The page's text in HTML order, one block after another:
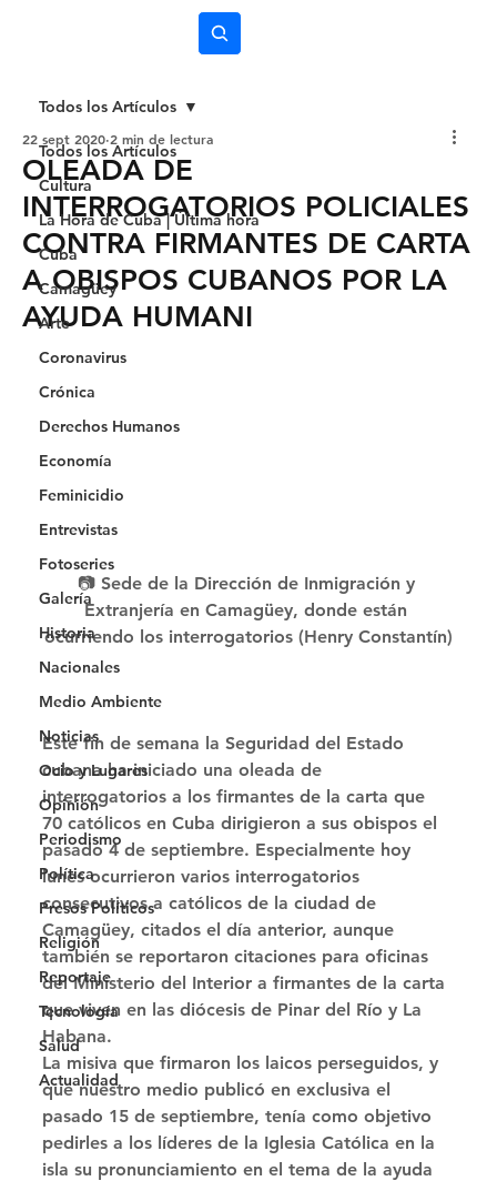
Todos los Artículos
Cultura
La Hora de Cuba | Última hora
Cuba
Camagüey
Arte
Coronavirus
Crónica
Derechos Humanos
Economía
Feminicidio
Entrevistas
Fotoseries
Galería
Historia
Nacionales
Medio Ambiente
Noticias
Ocio y Lugares
Opinión
Periodismo
Política
Presos Políticos
Religión
Reportaje
Tecnología
Salud
Actualidad
Todos los Artículos
OLEADA DE
INTERROGATORIOS POLICIALES
CONTRA FIRMANTES DE CARTA
A OBISPOS CUBANOS POR LA
AYUDA HUMANI
22 sept 2020 2 min de lectura
📷 Sede de la Dirección de Inmigración y
Extranjería en Camagüey, donde están
ocurriendo los interrogatorios (Henry Constantín)
Este fin de semana la Seguridad del Estado
cubana ha iniciado una oleada de
interrogatorios a los firmantes de la carta que
70 católicos en Cuba dirigieron a sus obispos el
pasado 4 de septiembre. Especialmente hoy
lunes ocurrieron varios interrogatorios
consecutivos a católicos de la ciudad de
Camagüey, citados el día anterior, aunque
también se reportaron citaciones para oficinas
del Ministerio del Interior a firmantes de la carta
que viven en las diócesis de Pinar del Río y La
Habana.
La misiva que firmaron los laicos perseguidos, y
que nuestro medio publicó en exclusiva el
pasado 15 de septiembre, tenía como objetivo
pedirles a los líderes de la Iglesia Católica en la
isla su pronunciamiento en el tema de la ayuda